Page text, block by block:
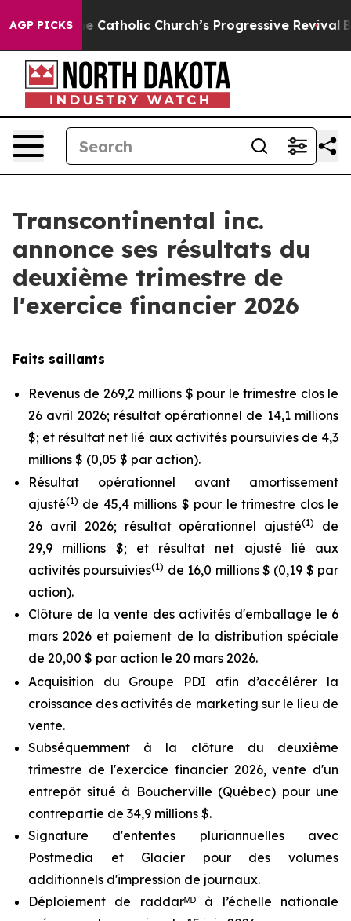
AGP PICKSChurch’s Progressive Revival Black
Transcontinental inc.
annonce ses résultats du
deuxième trimestre de
l'exercice financier 2026
Faits saillants
Revenus de 269,2 millions $ pour le trimestre clos le
26 avril 2026; résultat opérationnel de 14,1 millions
$; et résultat net lié aux activités poursuivies de 4,3
millions $ (0,05 $ par action).
Résultat opérationnel avant amortissement
ajusté(1) de 45,4 millions $ pour le trimestre clos le
26 avril 2026; résultat opérationnel ajusté(1)
de
29,9 millions $; et résultat net ajusté lié aux
activités poursuivies(1) de 16,0 millions $ (0,19 $ par
action).
Clôture de la vente des activités d'emballage le 6
mars 2026 et paiement de la distribution spéciale
de 20,00 $ par action le 20 mars 2026.
Acquisition du Groupe PDI afin d’accélérer la
croissance des activités de marketing sur le lieu de
vente.
Subséquemment à la clôture du deuxième
trimestre de l'exercice financier 2026, vente d'un
entrepôt situé à Boucherville (Québec) pour une
contrepartie de 34,9 millions $.
Signature d'ententes pluriannuelles avec
Postmedia et Glacier pour des volumes
additionnels d'impression de journaux.
Déploiement de raddarᴹᴰ à l’échelle nationale